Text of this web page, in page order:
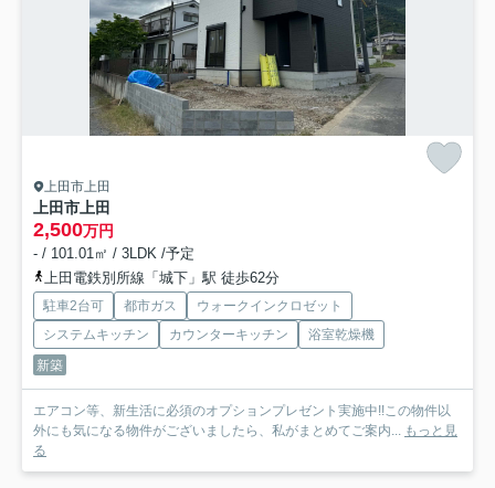
上田市上田
上田市上田
2,500万円
- / 101.01㎡ / 3LDK /予定
上田電鉄別所線「城下」駅 徒歩62分
駐車2台可 都市ガス
ウォークインクロゼット
システムキッチン
カウンターキッチン
浴室乾燥機
新築
エアコン等、新生活に必須のオプションプレゼント実施中!!この物件以
外にも気になる物件がございましたら、私がまとめてご案内... もっと見
る